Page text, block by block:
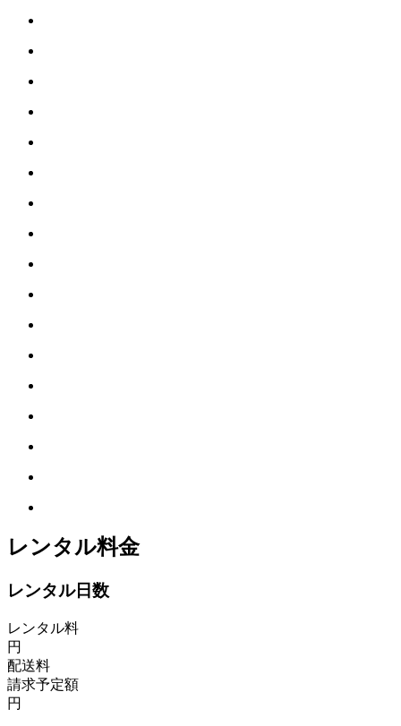
レンタル料金
レンタル日数
レンタル料
円
配送料
請求予定額
円